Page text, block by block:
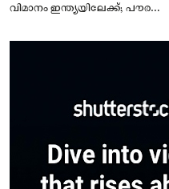
വിമാനം ഇന്ത്യയിലേക്ക്; പൗരന്മാർ
– കേന്ദ്രം